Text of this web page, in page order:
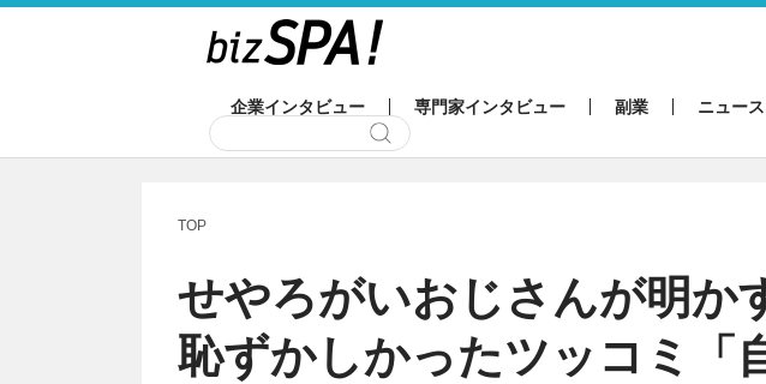
企業インタビュー 専門家インタビュー 副業 ニュース
TOP
せやろがいおじさんが明か
恥ずかしかったツッコミ「